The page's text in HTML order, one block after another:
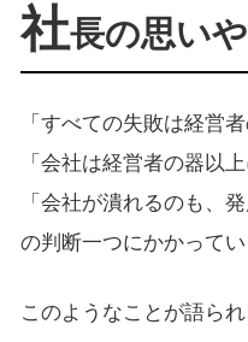
社長の思い
「すべての失敗は経営
「会社は経営者の器以
「会社が潰れるのも、
の判断一つにかかってい
このようなことが語ら